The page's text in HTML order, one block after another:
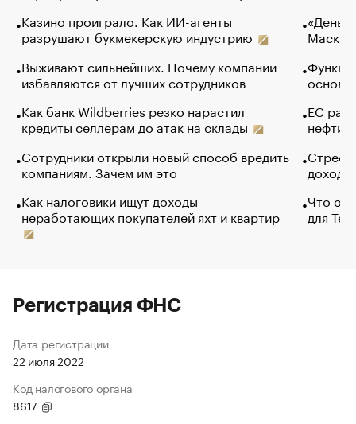
Казино проиграло. Как ИИ-агенты
разрушают букмекерскую индустрию
Выживают сильнейших. Почему компании
избавляются от лучших сотрудников
Как банк Wildberries резко нарастил
кредиты селлерам до атак на склады
Сотрудники открыли новый способ вредить
компаниям. Зачем им это
Как налоговики ищут доходы
неработающих покупателей яхт и квартир
Маск в
основ
ЕС
нефти
Что
для
Регистрация ФНС
Дата регистрации
22 июля 2022
Код налогового органа
8617